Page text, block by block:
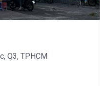
Q3, TPHCM